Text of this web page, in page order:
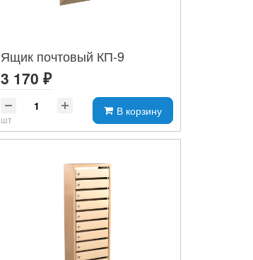
Ящик почтовый КП-9
3 170 ₽
шт
В корзину